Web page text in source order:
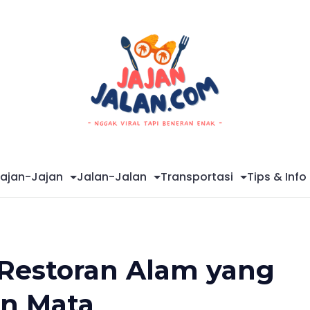
Jajan Jalan-Jalan Transportasi Tips & Info
Alam yang